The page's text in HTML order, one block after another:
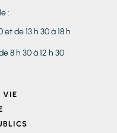
:
et de 13 h 30 à 18 h
8 h 30 à 12 h 30
VIE